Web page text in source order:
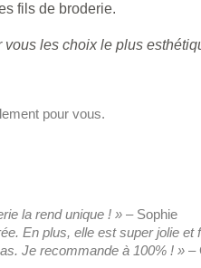
fils de broderie.
les choix le plus
pour vous.
la rend unique ! » – Sophie
En plus, elle est super jolie et
Je recommande à 100% ! » –